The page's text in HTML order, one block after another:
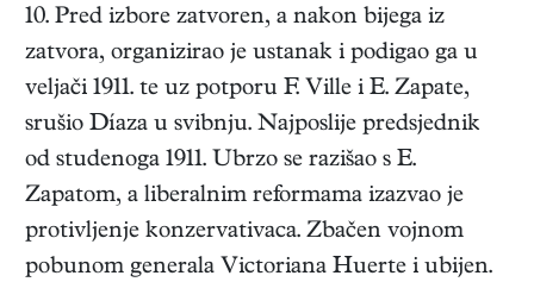
10. Pred izbore zatvoren, a nakon bijega iz
zatvora, organizirao je ustanak i podigao ga u
veljači 1911. te uz potporu F. Ville i E. Zapate,
srušio Díaza u svibnju. Najposlije predsjednik
od studenoga 1911. Ubrzo se razišao s E.
Zapatom, a liberalnim reformama izazvao je
protivljenje konzervativaca. Zbačen vojnom
pobunom generala Victoriana Huerte i ubijen.